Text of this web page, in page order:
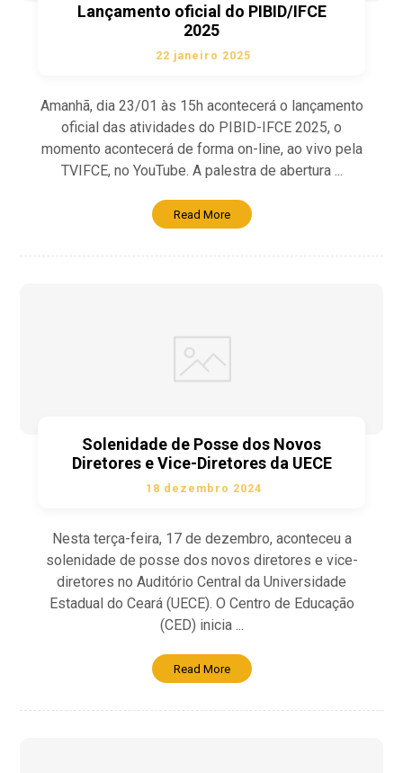
Lançamento oficial do PIBID/IFCE
2025
22 janeiro 2025
Amanhã, dia 23/01 às 15h acontecerá o lançamento
oficial das atividades do PIBID-IFCE 2025, o
momento acontecerá de forma on-line, ao vivo pela
TVIFCE, no YouTube. A palestra de abertura ...
Read More
Solenidade de Posse dos Novos
Diretores e Vice-Diretores da UECE
18 dezembro 2024
Nesta terça-feira, 17 de dezembro, aconteceu a
solenidade de posse dos novos diretores e vice-
diretores no Auditório Central da Universidade
Estadual do Ceará (UECE). O Centro de Educação
(CED) inicia ...
Read More